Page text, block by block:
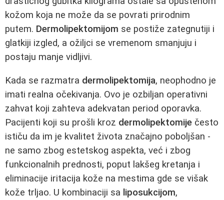
kožom koja ne može da se povrati prirodnim
putem. Dermolipektomijom se postiže zategnutiji i
glatkiji izgled, a ožiljci se vremenom smanjuju i
postaju manje vidljivi.
Kada se razmatra dermolipektomija, neophodno je
imati realna očekivanja. Ovo je ozbiljan operativni
zahvat koji zahteva adekvatan period oporavka.
Pacijenti koji su prošli kroz dermolipektomije često
ističu da im je kvalitet života značajno poboljšan -
ne samo zbog estetskog aspekta, već i zbog
funkcionalnih prednosti, poput lakšeg kretanja i
eliminacije iritacija kože na mestima gde se višak
kože trljao. U kombinaciji sa liposukcijom,